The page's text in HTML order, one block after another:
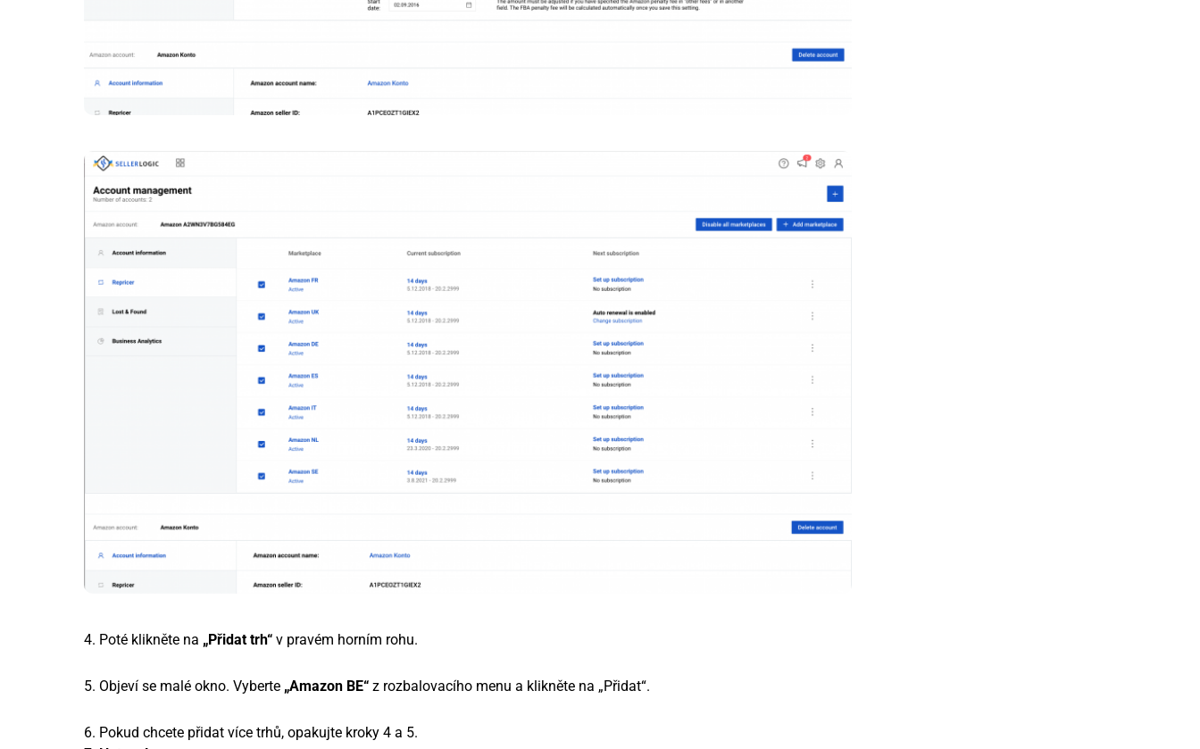
4. Poté klikněte na „Přidat trh“ v pravém horním rohu.
5. Objeví se malé okno. Vyberte „Amazon BE“ z rozbalovacího menu a klikněte na „Přidat“.
6. Pokud chcete přidat více trhů, opakujte kroky 4 a 5.